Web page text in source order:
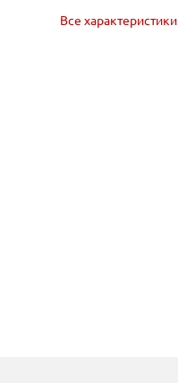
Все характеристики